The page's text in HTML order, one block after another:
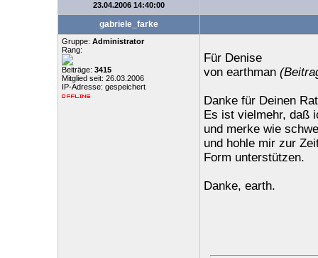
23.04.2006 14:40:00
gabriele_farke
Gruppe: Administrator
Rang:
Beiträge: 3415
Mitglied seit: 26.03.2006
IP-Adresse: gespeichert
Für Denise
von earthman
Danke für Deinen
Es ist vielmehr, daß
und merke wie
und hohle mir zur
Form unterstützen.
Danke, earth.